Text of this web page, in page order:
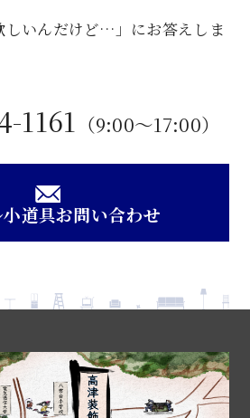
しいんだけど…」にお答えしま
1161 （9:00〜17:00）
小道具お問い合わせ